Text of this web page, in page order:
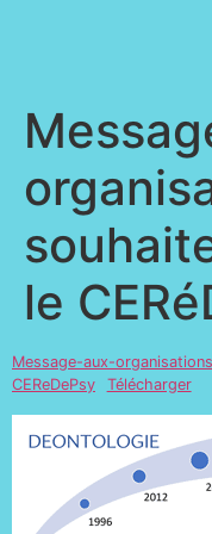
le
Message-aux-
CEReDePsy
Télécharger